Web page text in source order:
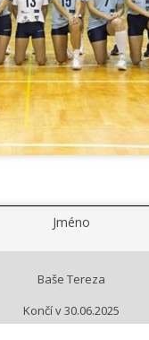
Jméno
Baše Tereza
Končí v 30.06.2025